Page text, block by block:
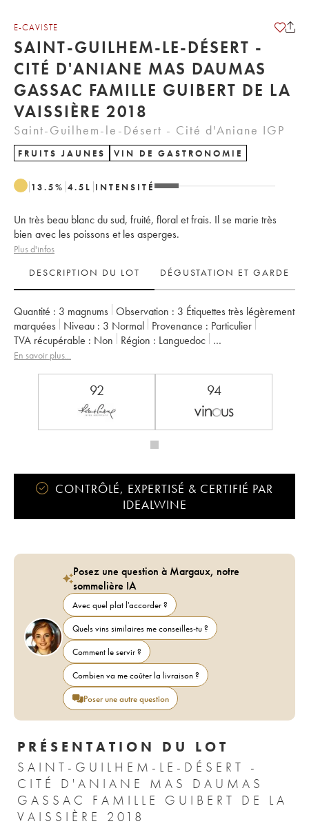
E-CAVISTE
SAINT-GUILHEM-LE-DÉSERT -
CITÉ D'ANIANE MAS DAUMAS
GASSAC FAMILLE GUIBERT DE LA
VAISSIÈRE 2018
Saint-Guilhem-le-Désert - Cité d'Aniane IGP
FRUITS JAUNES VIN DE GASTRONOMIE
13.5% 4.5 L INTENSITÉ
Un très beau blanc du sud, fruité, floral et frais. Il se marie très
bien avec les poissons et les asperges.
Plus d'infos
DESCRIPTION DU LOT
DÉGUSTATION ET GARDE
Quantité : 3 magnums Observation : 3 Étiquettes très légèrement
marquées
Niveau : 3 Normal Provenance : particulier
TVA récupérable :
non Région : Languedoc
Appellation :
En savoir plus...
92 94
CONTRÔLÉ, EXPERTISÉ & CERTIFIÉ PAR
IDEALWINE
Posez une question à Margaux, notre
sommelière IA
Avec quel plat l'accorder ?
Quels vins similaires me conseilles-tu ?
Comment le servir ?
Combien va me coûter la livraison ?
Poser une autre question
PRÉSENTATION DU LOT
SAINT-GUILHEM-LE-DÉSERT -
CITÉ D'ANIANE MAS DAUMAS
GASSAC FAMILLE GUIBERT DE LA
VAISSIÈRE 2018